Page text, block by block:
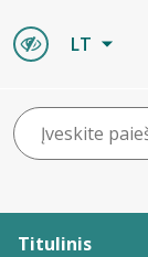
LT
Titulinis